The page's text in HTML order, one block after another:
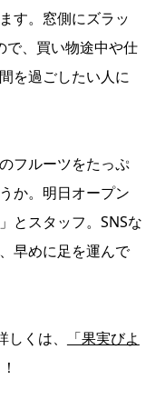
す。窓側にズラッ
で、買い物途中や仕
を過ごしたい人に
フルーツをたっぷ
か。明日オープン
とスタッフ。SNSな
早めに足を運んで
くは、
「果実びよ